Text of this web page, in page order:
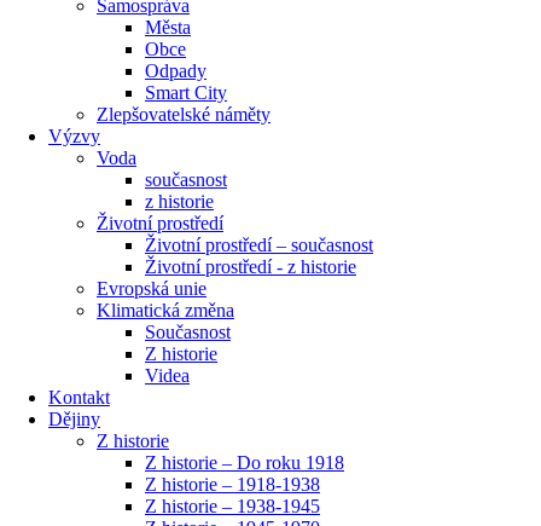
Samospráva
Města
Obce
Odpady
Smart City
Zlepšovatelské náměty
Výzvy
Voda
současnost
z historie
Životní prostředí
Životní prostředí – současnost
Životní prostředí ​- z historie
Evropská unie
Klimatická změna
Současnost
Z historie
Videa
Kontakt
Dějiny
Z historie
Z historie – Do roku 1918
Z historie – 1918-1938
Z historie – 1938-1945